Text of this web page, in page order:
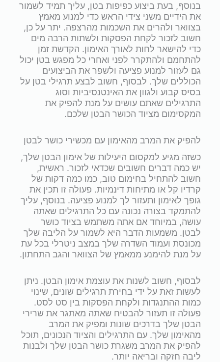
בנוסף, בעת ביצוע כפיפות בטן, עליך תמיד לשמור
את הידיים משני צידי הראש כדי למנוע מאמץ
בצוואר ולהרים את השכמות מהרצפה. יתר על כן,
חשוב לזכור לקחת הפסקות ולשתות הרבה מים
כדי להישאר לחות לאורך האימון. הקדשת זמן
להתחמם ולהתקרר לפני ואחרי כל מפגש בטן יכול
גם לעזור למנוע פציעה ולשפר את הביצועים
הכוללים שלך. לבסוף, חשוב לבצע תרגילי בטן על
בסיס קבוע ולגוון את האינטנסיביות וסוג
התרגילים שאתם עושים על מנת להפיק את
המקסימום מציוד הכושר הבטן שלכם.
להפיק את המרב מהאימון עם מכשירי כושר לבטן
כשזה מגיע למקסום היעילות של אימון הבטן שלך,
יש כמה דברים חשובים שכדאי לזכור. ראשית,
חשוב להתחיל בחימום טוב, כמו כמה דקות של
קרדיו קל או מתיחות דינמיות. פעולה זו תכין את
גופך לאימון ותעזור לך למנוע פציעה. בנוסף, עליך
להתמקד בצורה נכונה עם כל התרגילים שאתה
עושה, במיוחד אם אתה משתמש בציוד כושר
לבטן. משמעות הדבר היא לשמור על הליבה שלך
מכונסת ועמוד השדרה שלך במצב ניטרלי בכל עת
על מנת להימנע ממאמץ של הצוואר והגב התחתון.
לבסוף, חשוב לשנות את עוצמת אימון הבטן. ניתן
לעשות זאת על ידי בחירת תרגילים שונים, שינוי
כמות ההתנגדות ולקחת הפסקות בין סט לסט.
פעולה זו תעזור להבטיח שאתה מאתגר את שרירי
הבטן שלך בדרכים שונות ומפיק את המרב
מהאימון שלך. עם התרגילים והציוד הנכונים, תוכל
להפיק את המרב משגרת כושר הבטן שלך ולבנות
ליבה חזקה ובריאה יותר.